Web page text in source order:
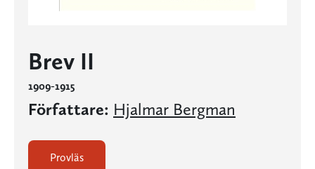
Brev II
1909-1915
Författare: Hjalmar Bergman
Provläs